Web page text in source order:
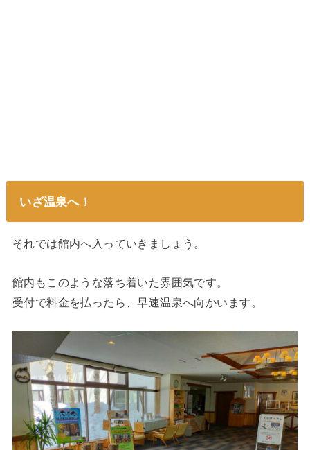
いざ温泉へ！
それでは館内へ入っていきましょう。
館内もこのような落ち着いた雰囲気です。
受付で料金を払ったら、早速温泉へ向かいます。